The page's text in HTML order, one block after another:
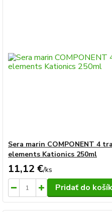
Sera marin COMPONENT 4
elements Kationics 250ml
11,12 €/ks
Pridať do